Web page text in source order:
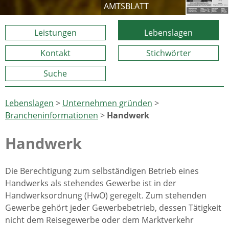
AMTSBLATT
Leistungen
Lebenslagen
Kontakt
Stichwörter
Suche
Lebenslagen > Unternehmen gründen >
Brancheninformationen > Handwerk
Handwerk
Die Berechtigung zum selbständigen Betrieb eines
Handwerks als stehendes Gewerbe ist in der
Handwerksordnung (HwO) geregelt. Zum stehenden
Gewerbe gehört jeder Gewerbebetrieb, dessen Tätigkeit
nicht dem Reisegewerbe oder dem Marktverkehr